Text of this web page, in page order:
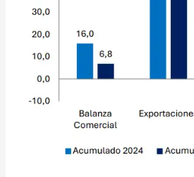
sorprende
octubre